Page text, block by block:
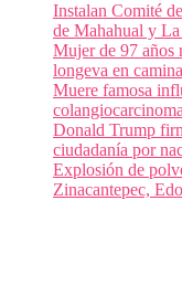
Instalan Comité
de Mahahual y
Mujer de 97 años
longeva en
Muere famosa
Donald Trump
ciudadanía por
Explosión de
Zinacantepec,